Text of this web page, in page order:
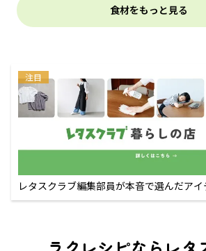
食材をもっと見る
注目
レタスクラブ編集部員が本音で選んだアイ